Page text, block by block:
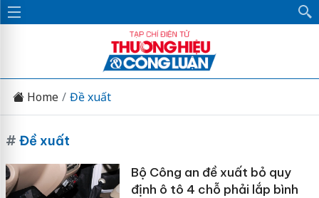
Home Đề xuất
# Đề xuất
Bộ Công an đề xuất bỏ quy
định ô tô 4 chỗ phải lắp bình